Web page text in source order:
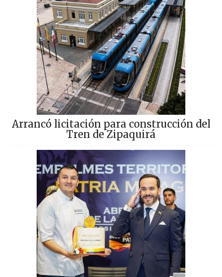
Arrancó licitación para construcción del
Tren de Zipaquirá